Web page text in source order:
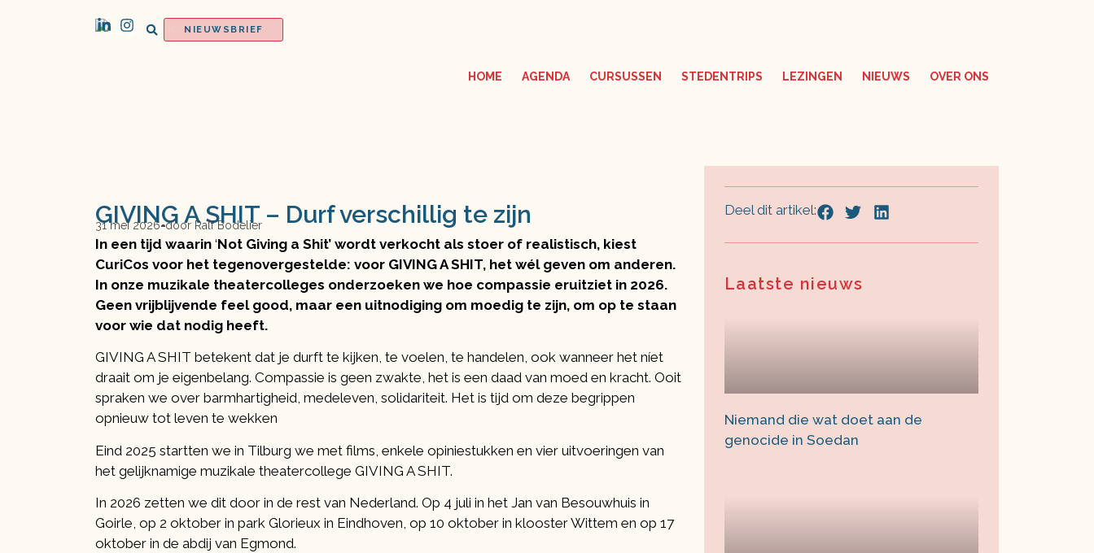
NIEUWSBRIEF
HOME AGENDA CURSUSSEN STEDENTRIPS LEZINGEN NIEUWS OVER ONS
GIVING A SHIT – Durf verschillig te zijn
31 mei 2026 door Ralf Bodelier
In een tijd waarin ‘Not Giving a Shit’ wordt verkocht als stoer of realistisch, kiest
CuriCos voor het tegenovergestelde: voor GIVING A SHIT, het wél geven om anderen.
In onze muzikale theatercolleges onderzoeken we hoe compassie eruitziet in 2026.
Geen vrijblijvende feel good, maar een uitnodiging om moedig te zijn, om op te staan
voor wie dat nodig heeft.
GIVING A SHIT betekent dat je durft te kijken, te voelen, te handelen, ook wanneer het níet
draait om je eigenbelang. Compassie is geen zwakte, het is een daad van moed en kracht. Ooit
spraken we over barmhartigheid, medeleven, solidariteit. Het is tijd om deze begrippen
opnieuw tot leven te wekken
Eind 2025 startten we in Tilburg we met films, enkele opiniestukken en vier uitvoeringen van
het gelijknamige muzikale theatercollege GIVING A SHIT.
In 2026 zetten we dit door in de rest van Nederland. Op 4 juli in het Jan van Besouwhuis in
Goirle, op 2 oktober in park Glorieux in Eindhoven, op 10 oktober in klooster Wittem en op 17
oktober in de abdij van Egmond.
Deel dit artikel:
Laatste nieuws
Niemand die wat doet aan de
genocide in Soedan